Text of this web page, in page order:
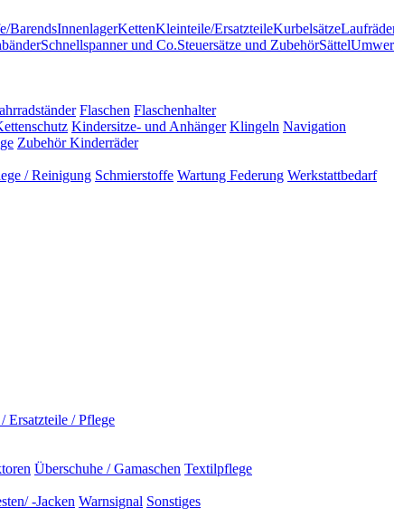
BarendsInnenlagerKettenKleinteile/ErsatzteileKurbelsätze
Schnellspanner und Co.Steuersätze und ZubehörSättel
Flaschen Flaschenhalter
Kindersitze- und Anhänger Klingeln Navigation
Zubehör Kinderräder
/ Reinigung Schmierstoffe Wartung Federung Werkstattbedarf
Ersatzteile / Pflege
Überschuhe / Gamaschen Textilpflege
-Jacken Warnsignal Sonstiges